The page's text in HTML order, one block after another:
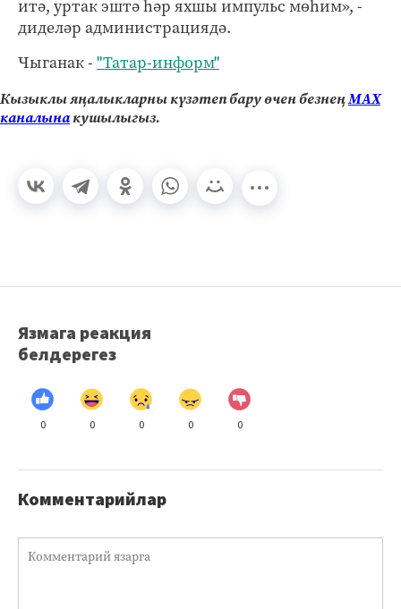
итә, уртак эштә һәр яхшы импульс мөһим», -
диделәр администрациядә.
Чыганак - "Татар-информ"
Кызыклы яңалыкларны күзәтеп бару өчен безнеңМАХ
каналынакушылыгыз.
Язмага реакция
белдерегез
0 0 0 0 0
Комментарийлар